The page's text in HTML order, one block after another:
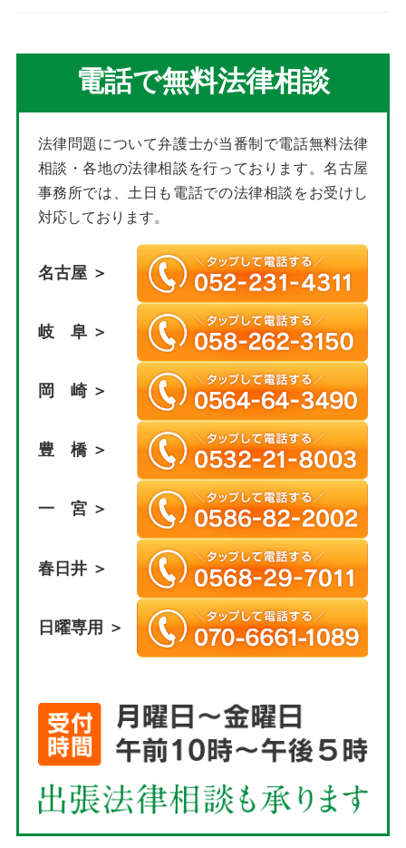
電話で無料法律相談
法律問題について弁護士が当番制で電話無料法律
相談・各地の法律相談を行っております。名古屋
事務所では、土日も電話での法律相談をお受けし
対応しております。
名古屋 ＞
岐 阜 ＞
岡 崎 ＞
豊 橋 ＞
一 宮 ＞
春日井 ＞
日曜専用 ＞